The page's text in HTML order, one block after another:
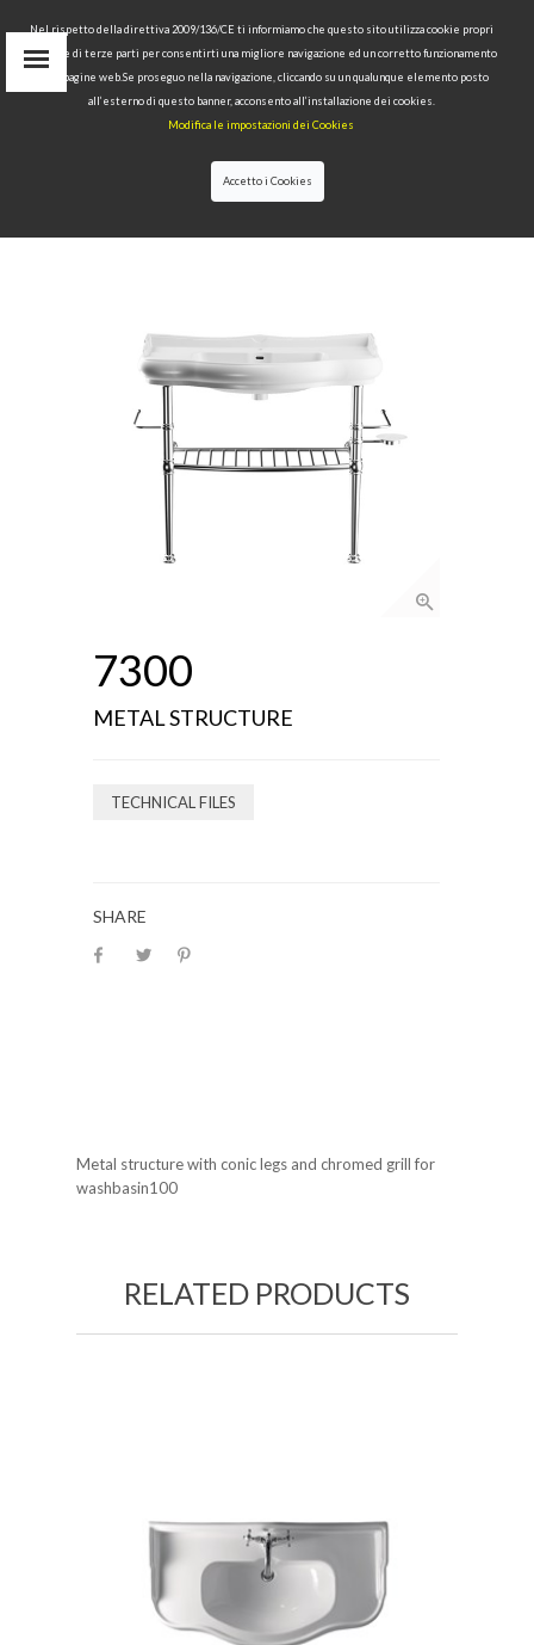
COLLECTIONS>RETRÒ>METAL
7300
METAL STRUCTURE
TECHNICAL FILES
SHARE
Metal structure with conic legs and chromed grill for
washbasin100
RELATED PRODUCTS
Nel rispetto della direttiva 2009/136/CE ti informiamo che questo sito utilizza cookie propri
tecnici e di terze parti per consentirti una migliore navigazione ed un corretto funzionamento
delle pagine web.Se proseguo nella navigazione, cliccando su un qualunque elemento posto
all’esterno di questo banner, acconsento all’installazione dei cookies.
Modifica le impostazioni dei Cookies
Accetto i Cookies